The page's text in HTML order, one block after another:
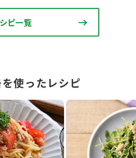
ピ一覧
使ったレシピ